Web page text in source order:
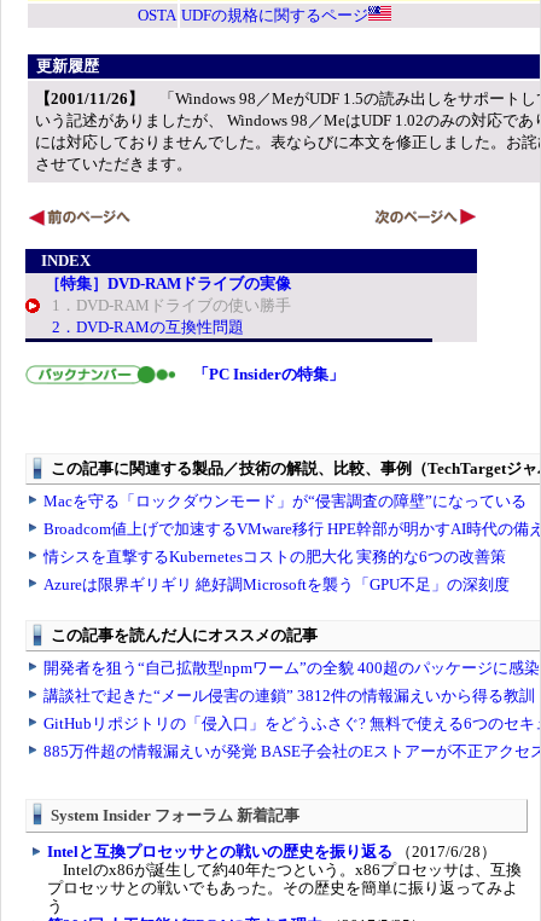
OSTA UDFの規格に関するページ
更新履歴
【2001/11/26】
「Windows 98／MeがUDF 1.5の読み出しをサポートし
いう記述がありましたが、 Windows 98／MeはUDF 1.02のみの対応であ
には対応しておりませんでした。表ならびに本文を修正しました。お
させていただきます。
INDEX
［特集］DVD-RAMドライブの実像
1．DVD-RAMドライブの使い勝手
2．DVD-RAMの互換性問題
「PC Insiderの特集」
System Insider フォーラム 新着記事
Intelと互換プロセッサとの戦いの歴史を振り返る （2017/6/28）
Intelのx86が誕生して約40年たつという。x86プロセッサは、互換
プロセッサとの戦いでもあった。その歴史を簡単に振り返ってみよ
う